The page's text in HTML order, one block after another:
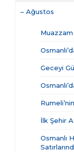
– Ağustos
Geceyi
İlk Şehir
Osmanlı